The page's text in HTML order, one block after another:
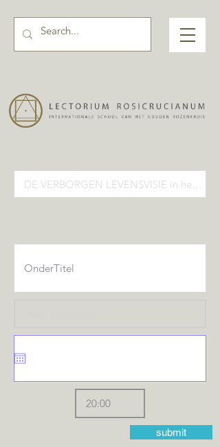
Activiteiten pagina input
submit